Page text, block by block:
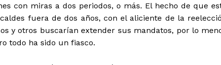
con miras a dos periodos, o más. El hecho de que
fuera de dos años, con el aliciente de la
y otros buscarían extender sus mandatos, por lo
todo ha sido un fiasco.